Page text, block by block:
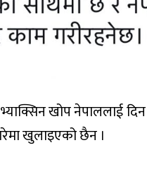
खोप नेपाललाई दिन
खुलाइएको छैन ।